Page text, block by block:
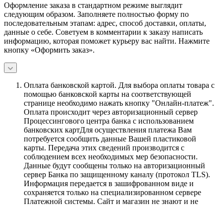
Оформление заказа в стандартном режиме выглядит
следующим образом. Заполняете полностью форму по
последовательным этапам: адрес, способ доставки, оплаты,
данные о себе. Советуем в комментарии к заказу написать
информацию, которая поможет курьеру вас найти. Нажмите
кнопку «Оформить заказ».
Оплата банковской картой. Для выбора оплаты товара с
помощью банковской карты на соответствующей
странице необходимо нажать кнопку "Онлайн-платеж".
Оплата происходит через авторизационный сервер
Процессингового центра банка с использованием
банковских картДля осуществления платежа Вам
потребуется сообщить данные Вашей пластиковой
карты. Передача этих сведений производится с
соблюдением всех необходимых мер безопасности.
Данные будут сообщены только на авторизационный
сервер Банка по защищенному каналу (протокол TLS).
Информация передается в зашифрованном виде и
сохраняется только на специализированном сервере
Платежной системы. Сайт и магазин не знают и не